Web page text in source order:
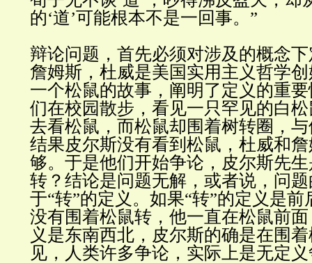
的‘道’可能根本不是一回事。 ”
辩论问题，首先必须对涉及的概念
詹姆斯，杜威是美国实用主义哲学
一个松鼠的故事，阐明了定义的重
们在校园散步，看见一只罕见的白
去看松鼠，而松鼠却围着树转圈，
结果皮尔斯没有看到松鼠，杜威和
够。于是他们开始争论，皮尔斯先
转？结论是问题无解，或者说，问
于“转”的定义。如果“转”的定义是前
没有围着松鼠转，他一直在松鼠前
义是东南西北，皮尔斯的确是在围
见，人类许多争论，实际上是无定